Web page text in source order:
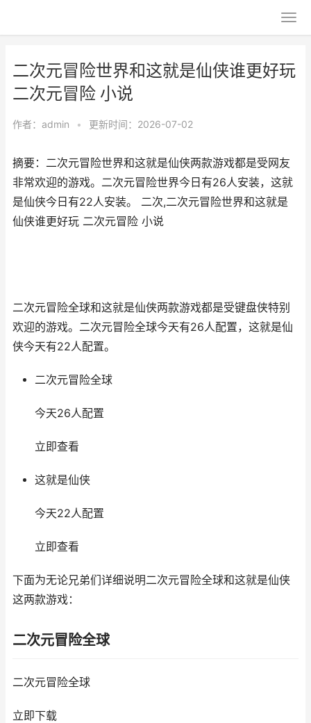
二次元冒险世界和这就是仙侠谁更好玩
二次元冒险 小说
作者： admin • 更新时间：2026-07-02
摘要：二次元冒险世界和这就是仙侠两款游戏都是受网友
非常欢迎的游戏。二次元冒险世界今日有26人安装，这就
是仙侠今日有22人安装。 二次,二次元冒险世界和这就是
仙侠谁更好玩 二次元冒险 小说
二次元冒险全球和这就是仙侠两款游戏都是受键盘侠特别
欢迎的游戏。二次元冒险全球今天有26人配置，这就是仙
侠今天有22人配置。
二次元冒险全球
今天26人配置
立即查看
这就是仙侠
今天22人配置
立即查看
下面为无论兄弟们详细说明二次元冒险全球和这就是仙侠
这两款游戏：
二次元冒险全球
二次元冒险全球
立即下载